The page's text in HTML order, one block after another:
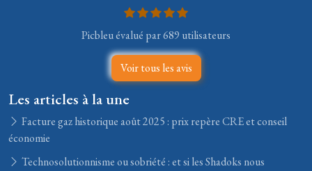
Picbleu évalué par 689 utilisateurs
Voir tous les avis
Les articles à la une
Facture gaz historique août 2025 : prix repère CRE et conseil
économie
Technosolutionnisme ou sobriété : et si les Shadoks nous